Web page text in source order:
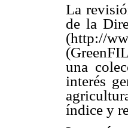
La
de la
(http://
una
interés
índice y